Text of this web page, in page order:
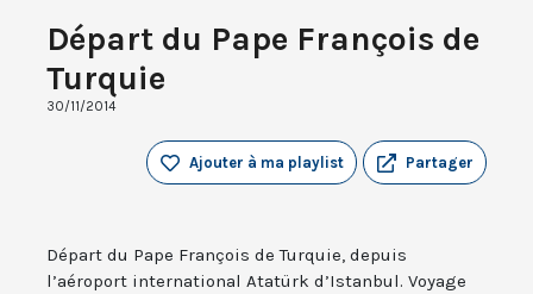
Départ du Pape François de
Turquie
30/11/2014
Partager
Ajouter à ma playlist
Départ du Pape François de Turquie, depuis
l’aéroport international Atatürk d’Istanbul. Voyage